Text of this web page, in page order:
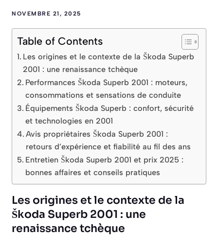
NOVEMBRE 21, 2025
Table of Contents
Les origines et le contexte de la Škoda Superb
2001 : une renaissance tchèque
Performances Škoda Superb 2001 : moteurs,
consommations et sensations de conduite
Équipements Škoda Superb : confort, sécurité
et technologies en 2001
Avis propriétaires Škoda Superb 2001 :
retours d’expérience et fiabilité au fil des ans
Entretien Škoda Superb 2001 et prix 2025 :
bonnes affaires et conseils pratiques
Les origines et le contexte de la
Škoda Superb 2001 : une
renaissance tchèque